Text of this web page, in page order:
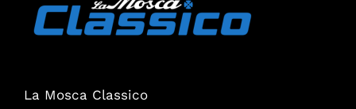
La Mosca Classico